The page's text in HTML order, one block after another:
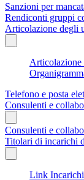
Sanzioni per
Rendiconti gruppi
Articolazione degli
Telefono e posta
Consulenti e
Consulenti e
Titolari di incarichi
Link Incarichi